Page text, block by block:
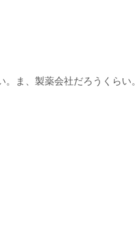
ま、製薬会社だろうくらい。